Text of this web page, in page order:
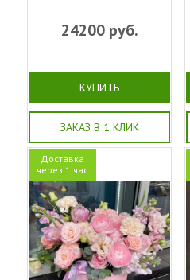
24200руб.
КУПИТЬ
ЗАКАЗ В 1 КЛИК
Доставка
через 1 час